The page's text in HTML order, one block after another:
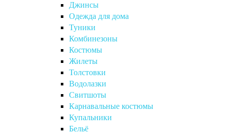
Джинсы
Одежда для дома
Туники
Комбинезоны
Костюмы
Жилеты
Толстовки
Водолазки
Свитшоты
Карнавальные костюмы
Купальники
Бельё